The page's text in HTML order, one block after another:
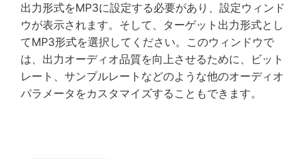
出力形式をMP3に設定する必要があり、設定ウィンド
ウが表示されます。そして、ターゲット出力形式とし
てMP3形式を選択してください。このウィンドウで
は、出力オーディオ品質を向上させるために、ビット
レート、サンプルレートなどのような他のオーディオ
パラメータをカスタマイズすることもできます。